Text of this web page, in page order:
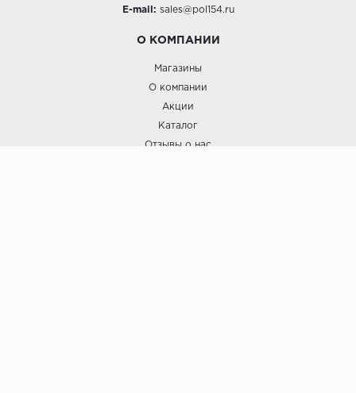
E-mail: sales@pol154.ru
О КОМПАНИИ
Магазины
О компании
Акции
Каталог
Отзывы о нас